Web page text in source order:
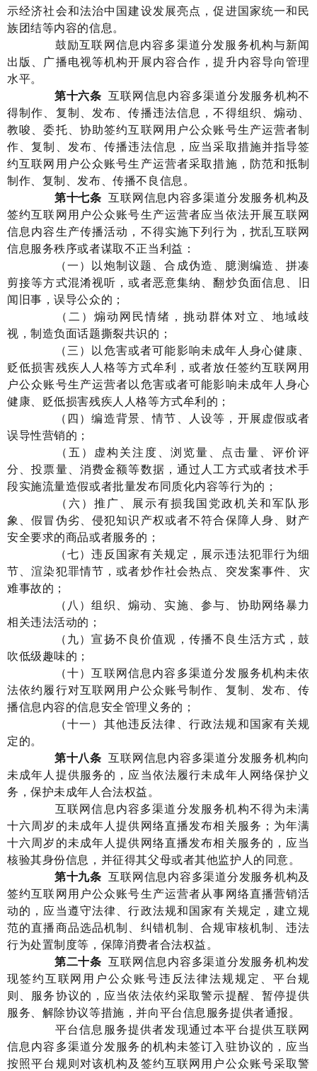
示经济社会和法治中国建设发展亮点，促进国家统一和民
族团结等内容的信息。
鼓励互联网信息内容多渠道分发服务机构与新闻
出版、广播电视等机构开展内容合作，提升内容导向管理
水平。
第十六条互联网信息内容多渠道分发服务机构不
得制作、复制、发布、传播违法信息，不得组织、煽动、
教唆、委托、协助签约互联网用户公众账号生产运营者制
作、复制、发布、传播违法信息，应当采取措施并指导签
约互联网用户公众账号生产运营者采取措施，防范和抵制
制作、复制、发布、传播不良信息。
第十七条互联网信息内容多渠道分发服务机构及
签约互联网用户公众账号生产运营者应当依法开展互联网
信息内容生产传播活动，不得实施下列行为 ， 扰乱互联网
信息服务秩序或者谋取不正当利益 ：
（一）以炮制议题、合成伪造、臆测编造、拼凑
剪接等方式混淆视听，或者恶意集纳、翻炒负面信息、 旧
闻旧事，误导公众的 ；
（二）煽动网民情绪，挑动群体对立 、地域歧
视 ，制造负面话题撕裂共识的 ；
（三） 以危害或者可能影响未成年人身心健康、
贬低损害残疾人人格等方式牟利 ，或者放任签约互联网用
户公众账号生产运营者以危害或者可能影响未成年人身心
健康、贬低损害残疾人人格等方式牟利的 ；
（ 四）编造背景、情节、人设等 ， 开展虚假或者
误导性营销的 ；
（五 ） 虚构关注度、浏览量、 点击量、评价评
分、投票量、消费金额等数据，通过人工方式或者技术手
段实施流量造假或者批量发布同质化内容等行为的 ；
（ 六）推广、展示有损我国党政机关和军队形
象、假冒伪劣、侵犯知识产权或者不符合保障人身、财产
安全要求的商品或者服务的；
（七）违反国家有关规定，展示违法犯罪行为细
节、渲染犯罪情节，或者炒作社会热点、 突发案事件、 灾
难事故的；
（八）组织、煽动、实施、参与、协助网络暴力
相关违法活动的；
（九）宣扬不良价值观，传播不良生活方式，鼓
吹低级趣味的；
（十）互联网信息内容多渠道分发服务机构未依
法依约履行对互联网用户公众账号制作、复制、发布、传
播信息内容的信息安全管理义务的 ；
（十一） 其他违反法律、行政法规和国家有关规
定的。
第十八条互联网信息内容多渠道分发服务机构向
未成年人提供服务的，应当依法履行未成年人网络保护义
务，保护未成年人合法权益。
互联网信息内容多渠道分发服务机构不得为未满
十六周岁的未成年人提供网络直播发布相关服务 ； 为年满
十六周岁的未成年人提供网络直播发布相关服务的，应当
核验其身份信息，并征得其父母或者其他监护人的同意。
第十九条互联网信息内容多渠道分发服务机构及
签约互联网用户公众账号生产运营者从事网络直播营销活
动的，应当遵守法律、行政法规和国家有关规定，建立规
范的直播商品选品机制、纠错机制、合规审核机制、违法
行为处置制度等，保障消费者合法权益。
第二十条互联网信息内容多渠道分发服务机构发
现签约互联网用户公众账号违反法律法规规定、平台规
则、服务协议的，应当依法依约采取警示提醒、暂停提供
服务、解除协议等措施，并向平台信息服务提供者通报。
平台信息服务提供者发现通过本平台提供互联网
信息内容多渠道分发服务的机构未签订入驻协议的，应当
按照平台规则对该机构及签约互联网用户公众账号采取警